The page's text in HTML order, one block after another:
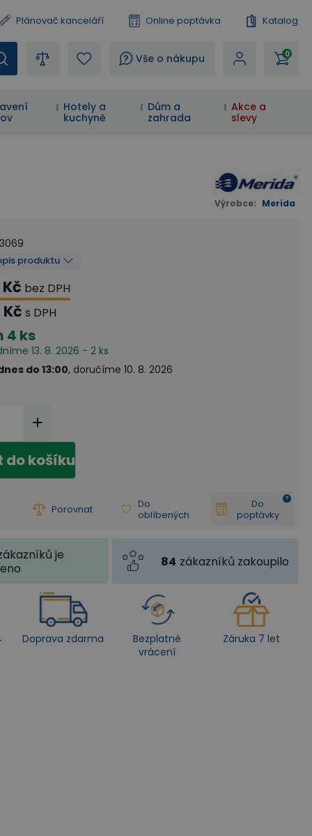
Plánovač kanceláří Online poptávka Katalog
? Vše o nákupu 0
Hotely a
kuchyně
Dům a
zahrada
Akce a
slevy
Výrobce: Merida
produktu
bez DPH
Kč s DPH
4 ks
13. 8. 2026 - 2 ks
do 13:00, doručíme 10. 8. 2026
do košíku
Porovnat
Do
oblíbených
Do
poptávky
je
84 zákazníků zakoupilo
Doprava zdarma
Bezplatné
vrácení
Záruka 7 let